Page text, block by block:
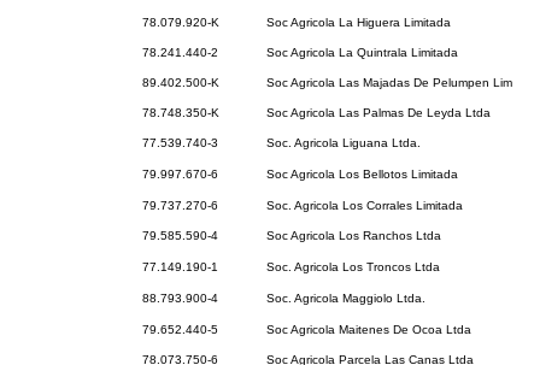
78.079.920-K Soc Agricola La Higuera Limitada
78.241.440-2 Soc Agricola La Quintrala Limitada
89.402.500-K Soc Agricola Las Majadas De Pelumpen Lim
78.748.350-K Soc Agricola Las Palmas De Leyda Ltda
77.539.740-3 Soc. Agricola Liguana Ltda.
79.997.670-6 Soc Agricola Los Bellotos Limitada
79.737.270-6 Soc. Agricola Los Corrales Limitada
79.585.590-4 Soc Agricola Los Ranchos Ltda
77.149.190-1 Soc. Agricola Los Troncos Ltda
88.793.900-4 Soc. Agricola Maggiolo Ltda.
79.652.440-5 Soc Agricola Maitenes De Ocoa Ltda
78.073.750-6 Soc Agricola Parcela Las Canas Ltda